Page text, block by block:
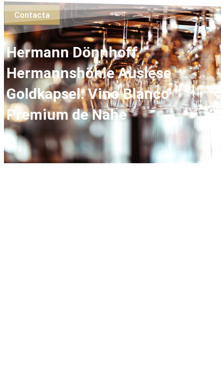
Contacta
Hermann Dönnhoff
Hermannshöhle Auslese
Goldkapsel: Vino Blanco
Premium de Nahe